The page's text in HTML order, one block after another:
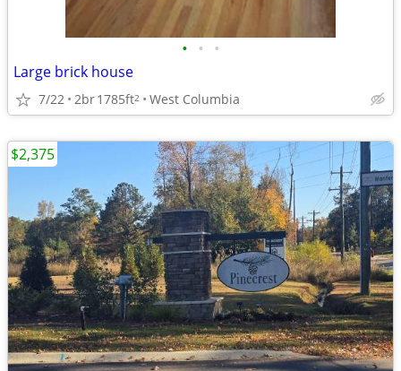
• • •
Large brick house
7/22 2br1785ft2 West Columbia
$2,375